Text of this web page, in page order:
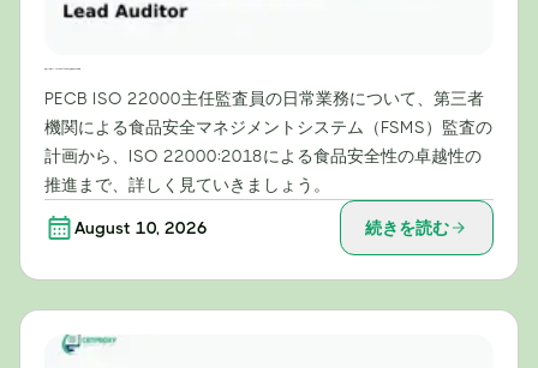
PECB ISO 22000主任監査員の日常業務について、第三者
機関による食品安全マネジメントシステム（FSMS）監査の
計画から、ISO 22000:2018による食品安全性の卓越性の
推進まで、詳しく見ていきましょう。
August 10, 2026 続きを読む